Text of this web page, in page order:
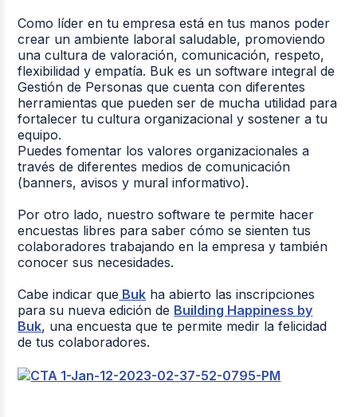
Como líder en tu empresa está en tus manos poder
crear un ambiente laboral saludable, promoviendo
una cultura de valoración, comunicación, respeto,
flexibilidad y empatía. Buk es un software integral de
Gestión de Personas que cuenta con diferentes
herramientas que pueden ser de mucha utilidad para
fortalecer tu cultura organizacional y sostener a tu
equipo.
Puedes fomentar los valores organizacionales a
través de diferentes medios de comunicación
(banners, avisos y mural informativo).
Por otro lado, nuestro software te permite hacer
encuestas libres para saber cómo se sienten tus
colaboradores trabajando en la empresa y también
conocer sus necesidades.
Cabe indicar que Buk ha abierto las inscripciones
para su nueva edición de Building Happiness by
Buk, una encuesta que te permite medir la felicidad
de tus colaboradores.